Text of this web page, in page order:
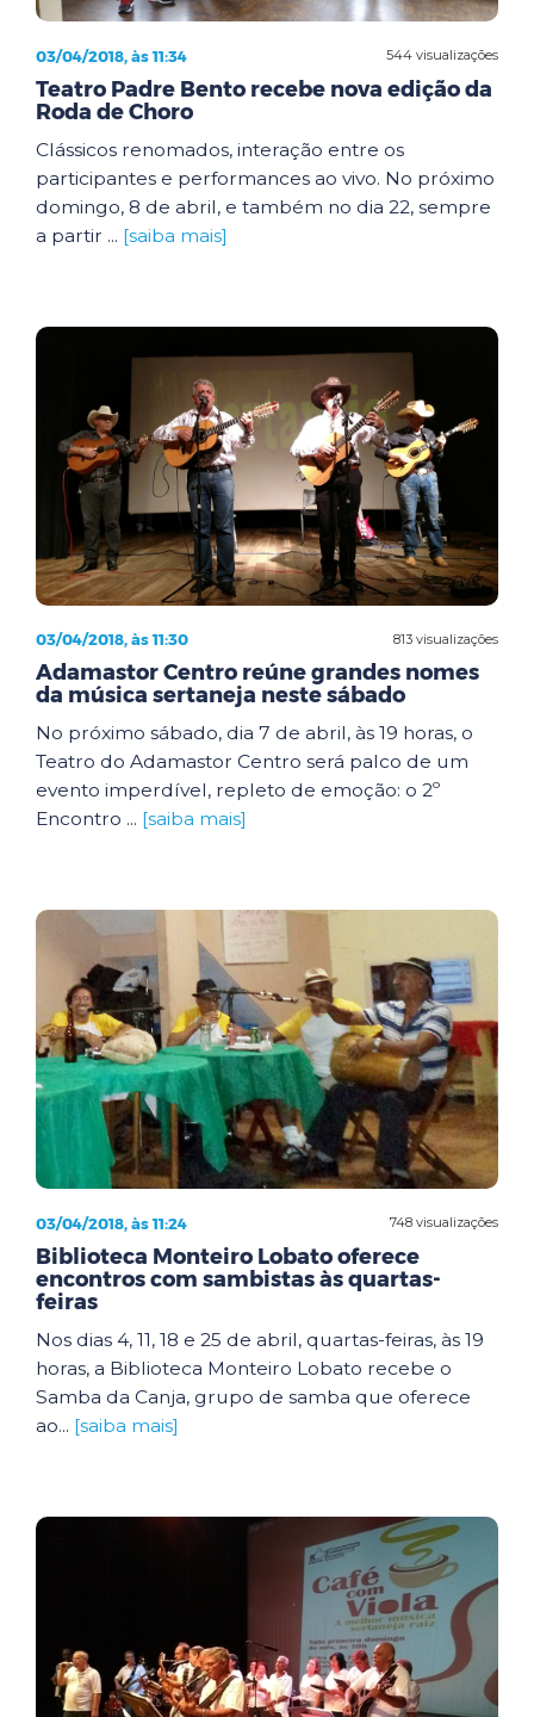
544 visualizações
03/04/2018, às 11:34
Teatro Padre Bento recebe nova edição da
Roda de Choro
Clássicos renomados, interação entre os
participantes e performances ao vivo. No próximo
domingo, 8 de abril, e também no dia 22, sempre
a partir ... [saiba mais]
813 visualizações
03/04/2018, às 11:30
Adamastor Centro reúne grandes nomes
da música sertaneja neste sábado
No próximo sábado, dia 7 de abril, às 19 horas, o
Teatro do Adamastor Centro será palco de um
evento imperdível, repleto de emoção: o 2º
Encontro ... [saiba mais]
748 visualizações
03/04/2018, às 11:24
Biblioteca Monteiro Lobato oferece
encontros com sambistas às quartas-
feiras
Nos dias 4, 11, 18 e 25 de abril, quartas-feiras, às 19
horas, a Biblioteca Monteiro Lobato recebe o
Samba da Canja, grupo de samba que oferece
ao... [saiba mais]